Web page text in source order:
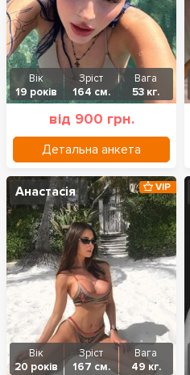
Вік
19 років
Зріст
164 см.
Вага
53 кг.
від 900 грн.
Детальна анкета
Анастасія
Вік
20 років
Зріст
167 см.
Вага
49 кг.
VIP